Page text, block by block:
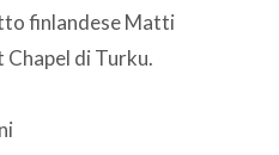
finlandese Matti
Chapel di Turku.